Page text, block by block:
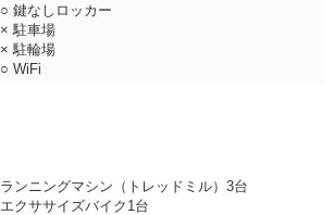
○ 鍵なしロッカー
× 駐車場
× 駐輪場
○ WiFi
ランニングマシン（トレッドミル）3台
エクササイズバイク1台